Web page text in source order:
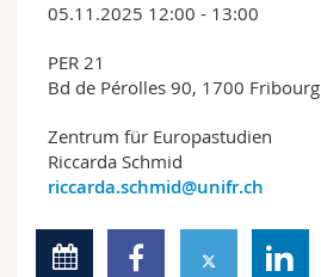
05.11.2025 12:00 - 13:00
PER 21
Bd de Pérolles 90, 1700 Fribourg
Zentrum für Europastudien
Riccarda Schmid
riccarda.schmid@unifr.ch